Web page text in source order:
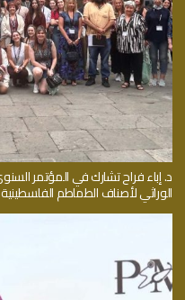
الوراثي لأصناف الطماطم الفلسطينية